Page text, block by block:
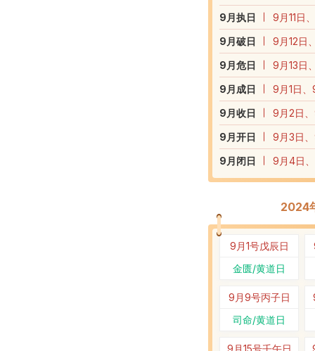
9 月执日
9月11日
9 月破日
9月12日
9 月危日
9月13日
9 月成日
9月1日
9 月收日
9月2日
9 月开日
9月3日
9 月闭日 9月4日
2024
9月1号戊辰日
金匮/黄道日
9月9号丙子日
司命/黄道日
9月15号壬午日